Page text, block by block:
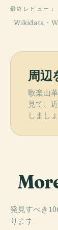
最終レビュー：
Wikidata・
周辺
歌楽山
見て、
しましょ
発見すべき
ります。
PLACE
重慶中